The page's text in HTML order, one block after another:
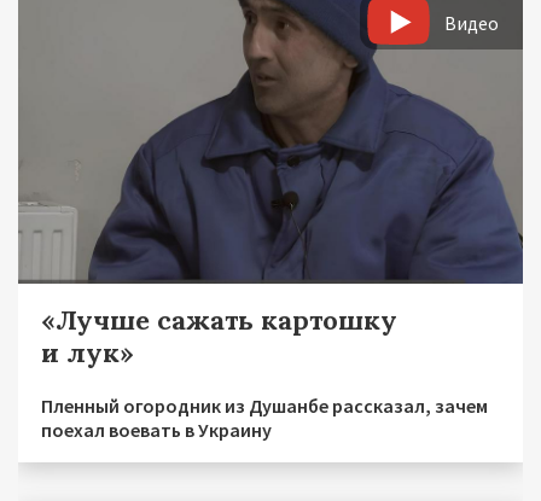
Видео
«Лучше сажать картошку
и лук»
Пленный огородник из Душанбе рассказал, зачем
поехал воевать в Украину